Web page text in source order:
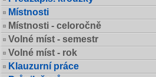
Místnosti
Místnosti - celoročně
Volné míst - semestr
Volné míst - rok
Klauzurní práce